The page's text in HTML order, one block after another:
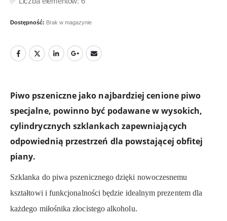
Dostępność: Brak w magazynie
Piwo pszeniczne jako najbardziej cenione piwo
specjalne, powinno być podawane w wysokich,
cylindrycznych szklankach zapewniających
odpowiednią przestrzeń dla powstającej obfitej
piany.
Szklanka do piwa pszenicznego dzięki nowoczesnemu
kształtowi i funkcjonalności będzie idealnym prezentem dla
każdego miłośnika złocistego alkoholu.